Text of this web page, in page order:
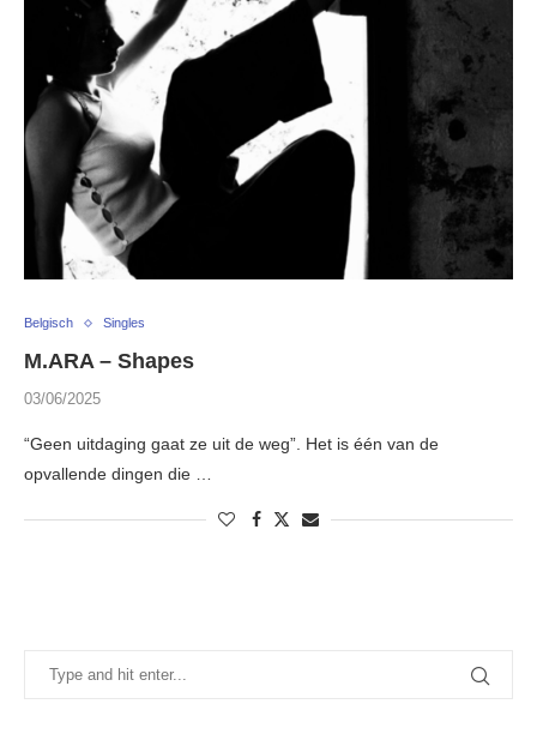
Belgisch Singles
M.ARA – Shapes
03/06/2025
“Geen uitdaging gaat ze uit de weg”. Het is één van de
opvallende dingen die …